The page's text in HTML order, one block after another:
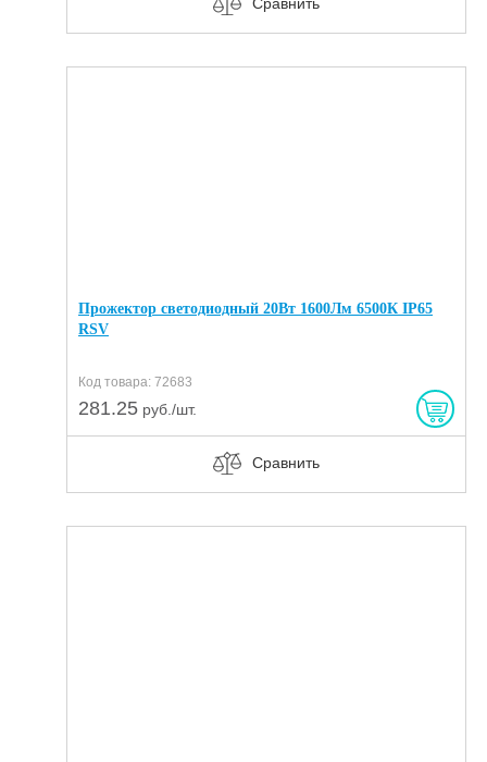
Прожектор светодиодный 20Вт 1600Лм 6500К IP65
RSV
Код товара: 72683
281.25 руб./шт.
Сравнить